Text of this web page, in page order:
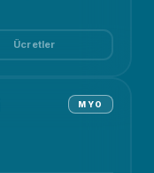
Ücretler
MYO